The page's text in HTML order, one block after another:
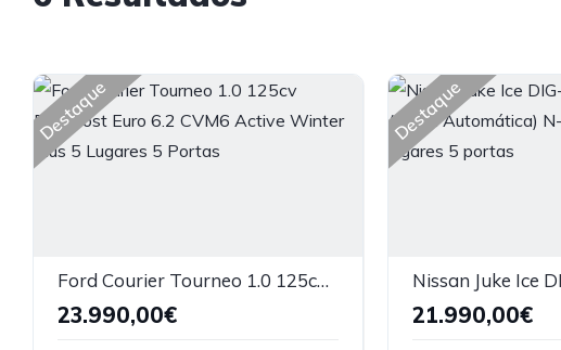
Destaque
Ford Courier Tourneo 1.0 125cv Ecoboost Euro 6.2 CVM6 Active Winter Plus 5 Lugares 5 Portas
23.990,00€
Destaque
21.990,00€